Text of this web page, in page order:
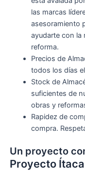
las marcas
asesoramiento
ayudarte con la
reforma.
Precios de
todos los días
Stock de
suficientes de
obras y
Rapidez de
compra.
Un proyecto
Proyecto Ítaca